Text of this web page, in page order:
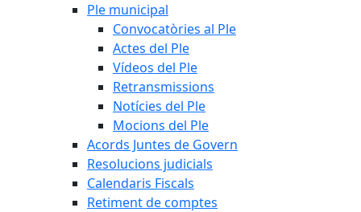
Ple municipal
Convocatòries al Ple
Actes del Ple
Vídeos del Ple
Retransmissions
Notícies del Ple
Mocions del Ple
Acords Juntes de Govern
Resolucions judicials
Calendaris Fiscals
Retiment de comptes